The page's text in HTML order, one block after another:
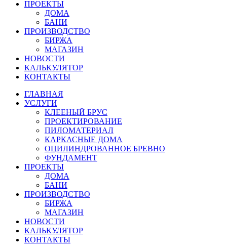
ПРОЕКТЫ
ДОМА
БАНИ
ПРОИЗВОДСТВО
БИРЖА
МАГАЗИН
НОВОСТИ
КАЛЬКУЛЯТОР
КОНТАКТЫ
ГЛАВНАЯ
УСЛУГИ
КЛЕЕНЫЙ БРУС
ПРОЕКТИРОВАНИЕ
ПИЛОМАТЕРИАЛ
КАРКАСНЫЕ ДОМА
ОЦИЛИНДРОВАННОЕ БРЕВНО
ФУНДАМЕНТ
ПРОЕКТЫ
ДОМА
БАНИ
ПРОИЗВОДСТВО
БИРЖА
МАГАЗИН
НОВОСТИ
КАЛЬКУЛЯТОР
КОНТАКТЫ